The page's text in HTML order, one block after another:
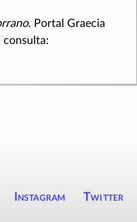
. Portal Graecia
consulta:
Instagram Twitter